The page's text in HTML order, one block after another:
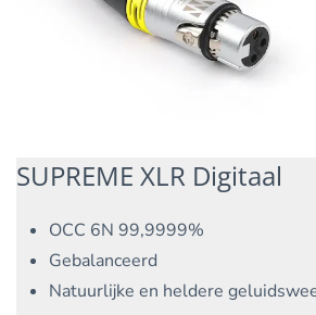
SUPREME XLR Digitaal
OCC 6N 99,9999%
Gebalanceerd
Natuurlijke en heldere